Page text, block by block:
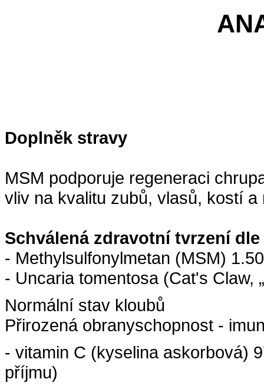
Doplněk stravy
MSM podporuje regeneraci
vliv na kvalitu zubů, vlasů, kostí a
Schválená zdravotní tvrzení
- Methylsulfonylmetan (MSM)
- Uncaria tomentosa (Cat's Claw,
Normální stav kloubů
Přirozená obranyschopnost -
- vitamin C (kyselina askorbová)
příjmu)